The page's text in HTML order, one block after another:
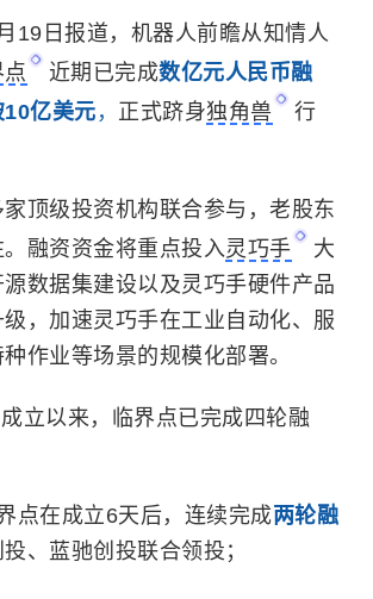
19日报道，机器人前瞻从知情人
近期已完成数亿元人民币融
10亿美元 ， 正式跻身独角兽
行
顶级投资机构联合参与，老股东
融资资金将重点投入灵巧手
大
数据集建设以及灵巧手硬件产品
，加速灵巧手在工业自动化、服
作业等场景的规模化部署。
立以来，临界点已完成四轮融
点在成立6天后，连续完成两轮融
、蓝驰创投联合领投；